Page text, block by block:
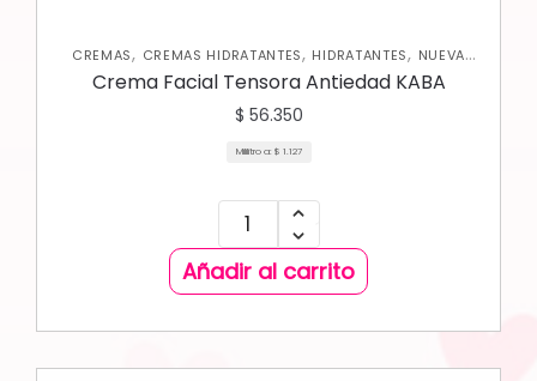
CREMAS, CREMAS HIDRATANTES, HIDRATANTES, NUEVA
COLECCIÓN
SKIN CARE FACIAL
Crema Facial Tensora Antiedad KABA
$ 56.350
Mililitro a: $ 1.127
Añadir al carrito